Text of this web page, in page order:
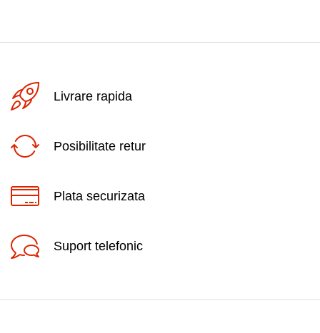
Livrare rapida
Posibilitate retur
Plata securizata
Suport telefonic